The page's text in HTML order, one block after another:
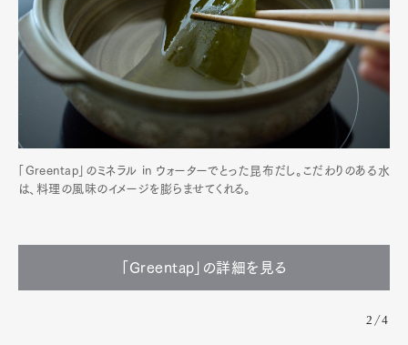
「Greentap」のミネラル in ウォーターでとった昆布だし。こだわりのある水
は、料理の風味のイメージを膨らませてくれる。
「Greentap」の詳細を見る
2/4